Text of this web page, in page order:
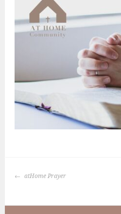
atHome Prayer